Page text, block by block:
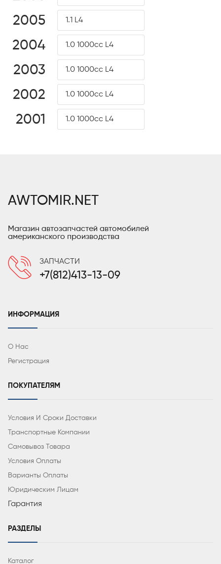
2005 1.1 L4
2004 1.0 1000cc L4
2003 1.0 1000cc L4
2002 1.0 1000cc L4
2001 1.0 1000cc L4
AWTOMIR.NET
Магазин автозапчастей автомобилей
американского производства
ЗАПЧАСТИ
+7(812)413-13-09
ИНФОРМАЦИЯ
О Нас
Регистрация
ПОКУПАТЕЛЯМ
Условия И Сроки Доставки
Транспортные Компании
Самовывоз Товара
Условия Оплаты
Варианты Оплаты
Юридическим Лицам
Гарантия
РАЗДЕЛЫ
Каталог